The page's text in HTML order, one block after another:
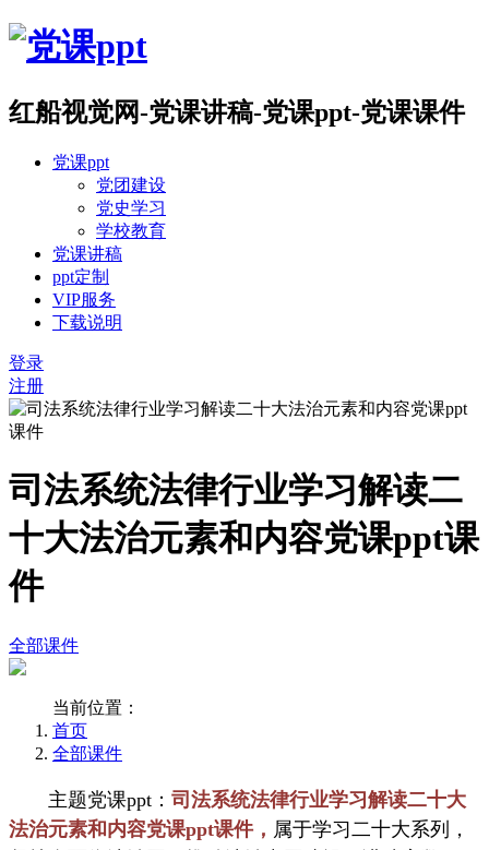
红船视觉网-党课讲稿-党课ppt-党课课件
党课ppt
党团建设
党史学习
学校教育
党课讲稿
ppt定制
VIP服务
下载说明
登录
注册
司法系统法律行业学习解读二
十大法治元素和内容党课ppt课
件
全部课件
当前位置：
首页
全部课件
主题党课ppt： 司法系统法律行业学习解读二十大
法治元素和内容党课ppt课件， 属于学习二十大系列，